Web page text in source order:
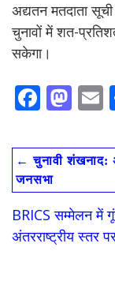
अद्यतन मतदाता
चुनावों में शत-
सकेगा।
F
e
b
o
o
k
M
to
d
o
n
l
← चुनावी शंखनाद:
जनसभा
BRICS सम्मेलन में
अंतरराष्ट्रीय स्तर